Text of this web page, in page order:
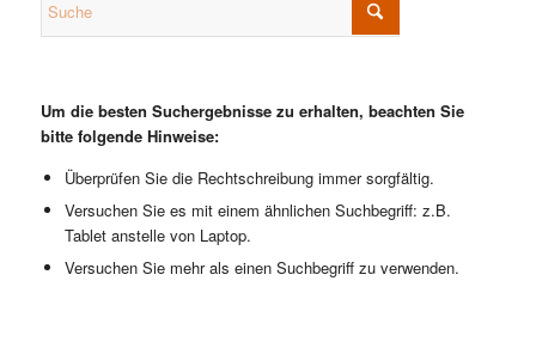
Um die besten Suchergebnisse zu erhalten, beachten Sie
bitte folgende Hinweise:
Überprüfen Sie die Rechtschreibung immer sorgfältig.
Versuchen Sie es mit einem ähnlichen Suchbegriff: z.B.
Tablet anstelle von Laptop.
Versuchen Sie mehr als einen Suchbegriff zu verwenden.